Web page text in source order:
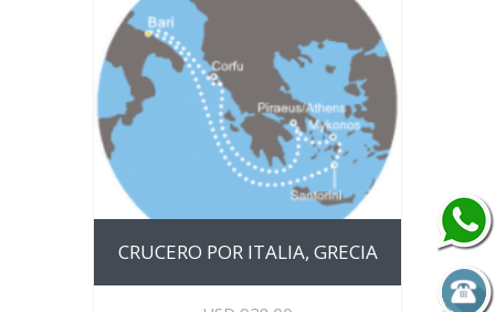
CRUCERO POR ITALIA, GRECIA